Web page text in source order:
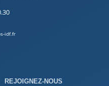
idf.fr
REJOIGNEZ-NOUS